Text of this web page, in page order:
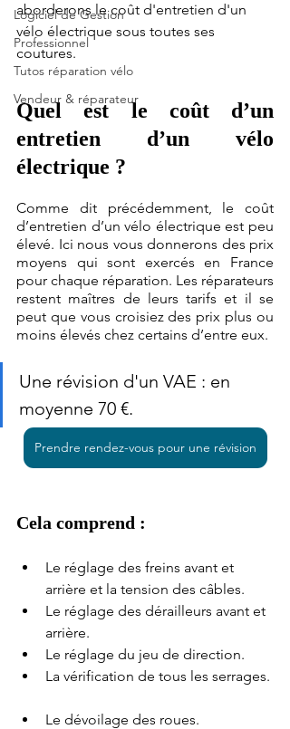
Logiciel de Gestion
Professionnel
Tutos réparation vélo
Vendeur & réparateur
aborderons le coût d'entretien d'un
vélo électrique sous toutes ses
coutures.
Quel est le coût d’un
entretien d’un vélo
électrique ?
Comme dit précédemment, le coût
d’entretien d’un vélo électrique est peu
élevé. Ici nous vous donnerons des prix
moyens qui sont exercés en France
pour chaque réparation. Les réparateurs
restent maîtres de leurs tarifs et il se
peut que vous croisiez des prix plus ou
moins élevés chez certains d’entre eux.
Une révision d'un VAE : en
moyenne 70 €.
Prendre rendez-vous pour une révision
Cela comprend :
Le réglage des freins avant et
arrière et la tension des câbles.
Le réglage des dérailleurs avant et
arrière.
Le réglage du jeu de direction.
La vérification de tous les serrages.
Le dévoilage des roues.